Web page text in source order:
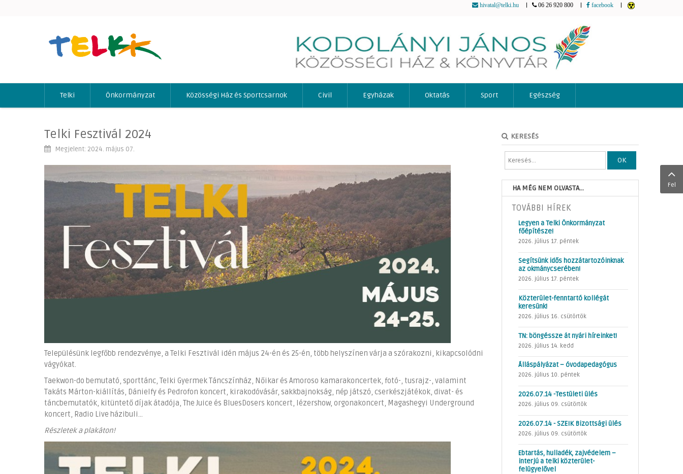
hivatal@telki.hu 06 26 920 800 facebook
Telki Önkormányzat Közösségi Ház és Sportcsarnok Civil Egyházak Oktatás Sport Egészség
Telki Fesztivál 2024
Megjelent: 2024. május 07.
Településünk legfőbb rendezvénye, a Telki Fesztivál idén május 24-én és 25-én, több helyszínen várja a szórakozni, kikapcsolódni
vágyókat.
Taekwon-do bemutató, sporttánc, Telki Gyermek Táncszínház, Nőikar és Amoroso kamarakoncertek, fotó-, tusrajz-, valamint
Takáts Márton-kiállítás, Dánielfy és Pedrofon koncert, kirakodóvásár, sakkbajnokság, nép játszó, cserkészjátékok, divat- és
táncbemutatók, kitüntető díjak átadója, The Juice és BluesDosers koncert, lézershow, orgonakoncert, Magashegyi Underground
koncert, Radio Live házibuli...
Részletek a plakáton!
KERESÉS
OK
HA MÉG NEM OLVASTA...
TOVÁBBI HÍREK
Legyen a Telki Önkormányzat
főépítésze!
2026. július 17. péntek
Segítsünk idős hozzátartozóinknak
az okmánycserében!
2026. július 17. péntek
Közterület-fenntartó kollégát
keresünk!
2026. július 16. csütörtök
TN: böngéssze át nyári híreinket!
2026. július 14. kedd
Álláspályázat – óvodapedagógus
2026. július 10. péntek
2026.07.14 -Testületi ülés
2026. július 09. csütörtök
2026.07.14 - SZEIK Bizottsági ülés
2026. július 09. csütörtök
Ebtartás, hulladék, zajvédelem –
interjú a telki közterület-
felügyelővel
Fel